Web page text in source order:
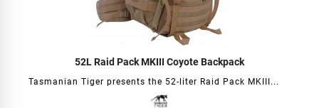
52L Raid Pack MKIII Coyote Backpack
Tasmanian Tiger presents the 52-liter Raid Pack MKIII...